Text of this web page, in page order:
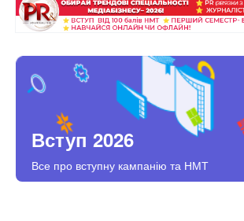
Вступ 2026
Все про вступну кампанію та НМТ